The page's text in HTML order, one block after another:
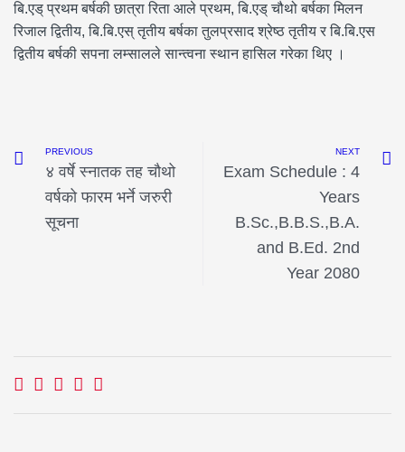
बि.एड् प्रथम बर्षकी छात्रा रिता आले प्रथम, बि.एड् चौथो बर्षका मिलन
रिजाल द्वितीय, बि.बि.एस् तृतीय बर्षका तुलप्रसाद श्रेष्ठ तृतीय र बि.बि.एस
द्वितीय बर्षकी सपना लम्सालले सान्त्वना स्थान हासिल गरेका थिए ।
PREVIOUS
४ वर्षे स्नातक तह चौथो
वर्षको फारम भर्ने जरुरी
सूचना
NEXT
Exam Schedule : 4
Years
B.Sc.,B.B.S.,B.A.
and B.Ed. 2nd
Year 2080